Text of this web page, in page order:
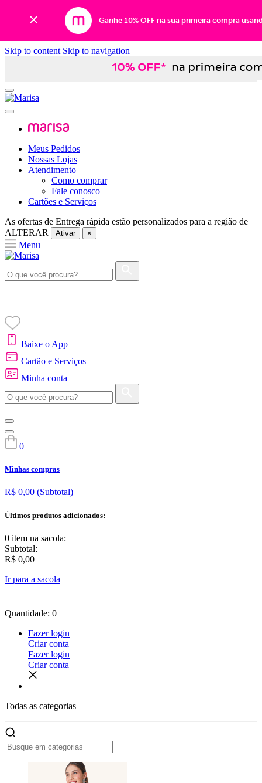
Ganhe 10% OFF na sua primeira compra
Skip to content Skip to navigation
Meus Pedidos
Nossas Lojas
Atendimento
Como comprar
Fale conosco
Cartões e Serviços
As ofertas de Entrega rápida estão personalizados para a região de
ALTERAR
Ativar ×
Menu
Baixe o App
Cartão e Serviços
Minha conta
0
Minhas compras
R$ 0,00 (Subtotal)
Últimos produtos adicionados:
0 item na sacola:
Subtotal:
R$ 0,00
Ir para a sacola
Quantidade: 0
Fazer login
Criar conta
Fazer login
Criar conta
Todas as categorias